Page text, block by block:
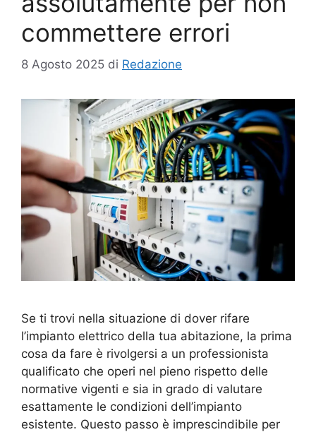
commettere errori
8 Agosto 2025 di Redazione
Se ti trovi nella situazione di dover rifare
l’impianto elettrico della tua abitazione, la prima
cosa da fare è rivolgersi a un professionista
qualificato che operi nel pieno rispetto delle
normative vigenti e sia in grado di valutare
esattamente le condizioni dell’impianto
esistente. Questo passo è imprescindibile per